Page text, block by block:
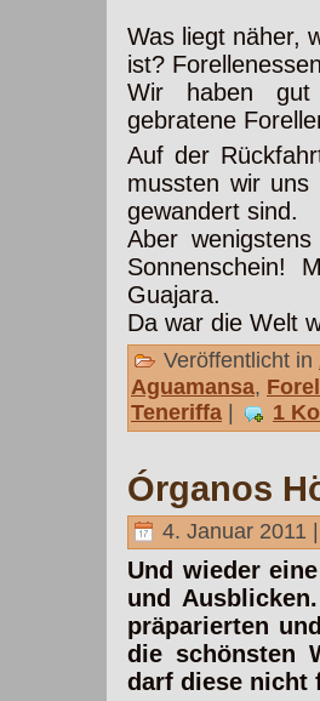
Was liegt näher,
ist?
Wir haben gut
gebratene
Auf der
mussten wir
gewandert sind.
Aber
Sonnenschein!
Guajara.
Da war die Welt
Veröffentlicht in
Aguamansa,
Teneriffa
1
Órganos
4. Januar 2011
Und wieder
und
präparierten
die schönsten
darf diese nicht